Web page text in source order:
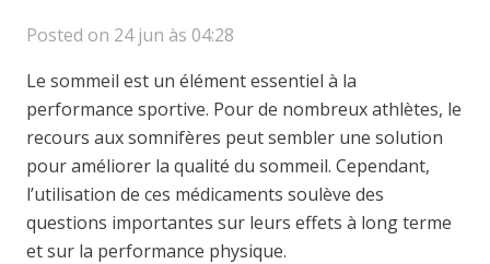
Posted on 24 jun às 04:28
Le sommeil est un élément essentiel à la
performance sportive. Pour de nombreux athlètes, le
recours aux somnifères peut sembler une solution
pour améliorer la qualité du sommeil. Cependant,
l’utilisation de ces médicaments soulève des
questions importantes sur leurs effets à long terme
et sur la performance physique.